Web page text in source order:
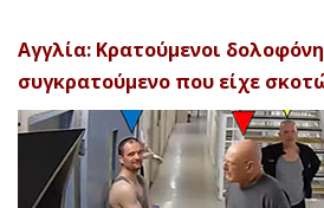
Αγγλία: Κρατούμενοι
συγκρατούμενο που είχε